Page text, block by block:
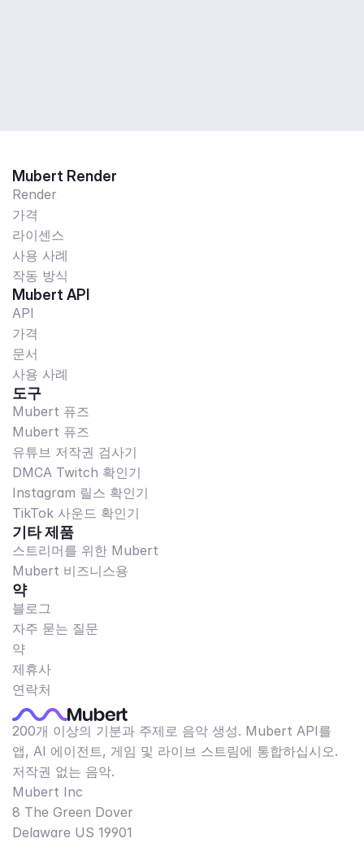
Mubert Render
Render
가격
라이센스
사용 사례
작동 방식
Mubert API
API
가격
문서
사용 사례
도구
Mubert 퓨즈
Mubert 퓨즈
유튜브 저작권 검사기
DMCA Twitch 확인기
Instagram 릴스 확인기
TikTok 사운드 확인기
기타 제품
스트리머를 위한 Mubert
Mubert 비즈니스용
약
블로그
자주 묻는 질문
약
제휴사
연락처
200개 이상의 기분과 주제로 음악 생성. Mubert API를
앱, AI 에이전트, 게임 및 라이브 스트림에 통합하십시오.
저작권 없는 음악.
Mubert Inc
8 The Green Dover
Delaware US 19901​